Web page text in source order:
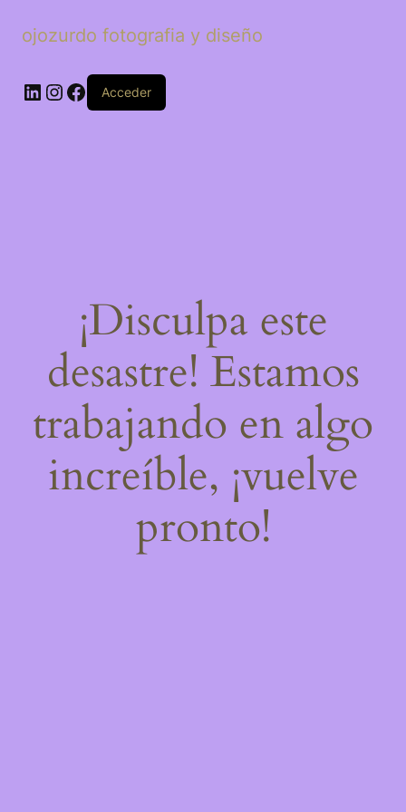
ojozurdo fotografia y diseño
LinkedIn
Instagram
Facebook
Acceder
¡Disculpa este
desastre! Estamos
trabajando en algo
increíble, ¡vuelve
pronto!